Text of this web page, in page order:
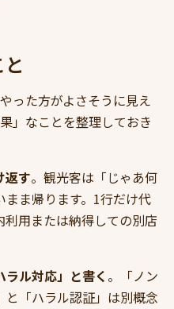
った方がよさそうに見え
」なことを整理しておき
返す。観光客は「じゃあ何
ま帰ります。1行だけ代
用または納得しての別店
ル対応」と書く 。「ノン
「ハラル認証」は別概念